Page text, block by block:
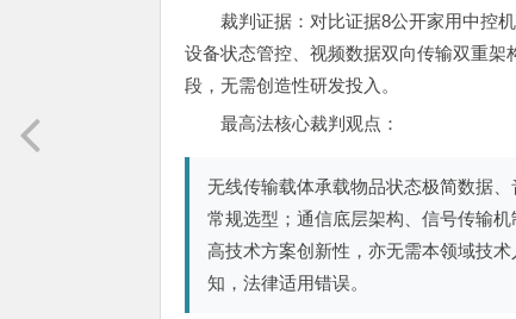
裁判证据：对比证据8公开家用中控
设备状态管控、视频数据双向传输双重
段，无需创造性研发投入。
最高法核心裁判观点：
无线传输载体承载物品状态极简数据
常规选型；通信底层架构、信号传输
高技术方案创新性，亦无需本领域技
知，法律适用错误。